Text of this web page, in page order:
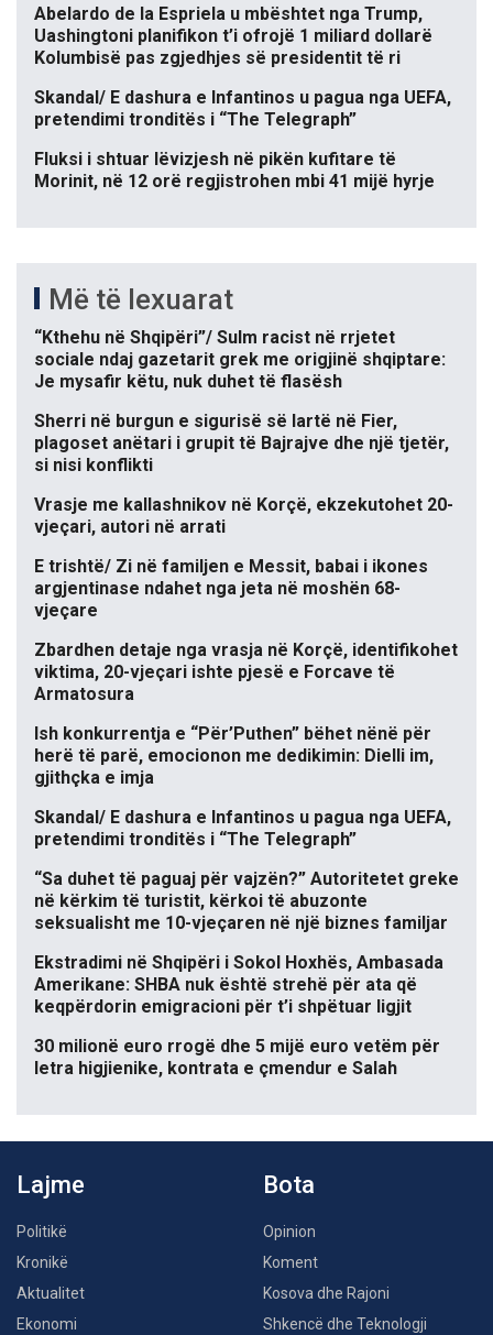
Abelardo de la Espriela u mbështet nga Trump,
Uashingtoni planifikon t’i ofrojë 1 miliard dollarë
Kolumbisë pas zgjedhjes së presidentit të ri
Skandal/ E dashura e Infantinos u pagua nga UEFA,
pretendimi tronditës i “The Telegraph”
Fluksi i shtuar lëvizjesh në pikën kufitare të
Morinit, në 12 orë regjistrohen mbi 41 mijë hyrje
Më të lexuarat
“Kthehu në Shqipëri”/ Sulm racist në rrjetet
sociale ndaj gazetarit grek me origjinë shqiptare:
Je mysafir këtu, nuk duhet të flasësh
Sherri në burgun e sigurisë së lartë në Fier,
plagoset anëtari i grupit të Bajrajve dhe një tjetër,
si nisi konflikti
Vrasje me kallashnikov në Korçë, ekzekutohet 20-
vjeçari, autori në arrati
E trishtë/ Zi në familjen e Messit, babai i ikones
argjentinase ndahet nga jeta në moshën 68-
vjeçare
Zbardhen detaje nga vrasja në Korçë, identifikohet
viktima, 20-vjeçari ishte pjesë e Forcave të
Armatosura
Ish konkurrentja e “Për’Puthen” bëhet nënë për
herë të parë, emocionon me dedikimin: Dielli im,
gjithçka e imja
Skandal/ E dashura e Infantinos u pagua nga UEFA,
pretendimi tronditës i “The Telegraph”
“Sa duhet të paguaj për vajzën?” Autoritetet greke
në kërkim të turistit, kërkoi të abuzonte
seksualisht me 10-vjeçaren në një biznes familjar
Ekstradimi në Shqipëri i Sokol Hoxhës, Ambasada
Amerikane: SHBA nuk është strehë për ata që
keqpërdorin emigracioni për t’i shpëtuar ligjit
30 milionë euro rrogë dhe 5 mijë euro vetëm për
letra higjienike, kontrata e çmendur e Salah
Lajme
Politikë
Kronikë
Aktualitet
Ekonomi
Bota
Opinion
Koment
Kosova dhe Rajoni
Shkencë dhe Teknologji